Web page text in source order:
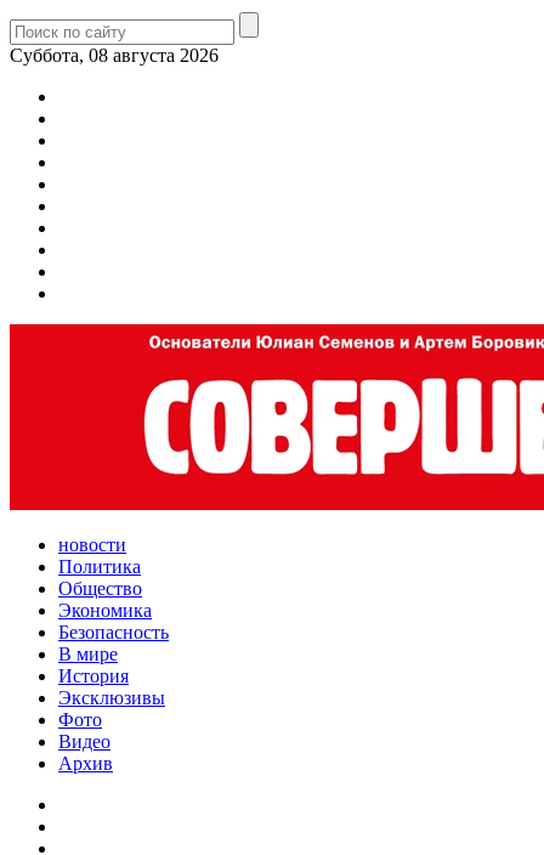
Суббота, 08 августа 2026
новости
Политика
Общество
Экономика
Безопасность
В мире
История
Эксклюзивы
Фото
Видео
Архив